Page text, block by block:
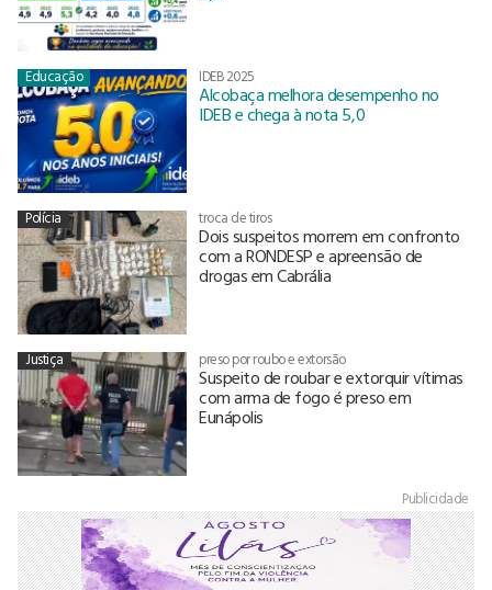
Educação IDEB 2025
Alcobaça melhora desempenho no
IDEB e chega à nota 5,0
Polícia troca de tiros
Dois suspeitos morrem em confronto
com a RONDESP e apreensão de
drogas em Cabrália
Justiça preso por roubo e extorsão
Suspeito de roubar e extorquir vítimas
com arma de fogo é preso em
Eunápolis
Publicidade